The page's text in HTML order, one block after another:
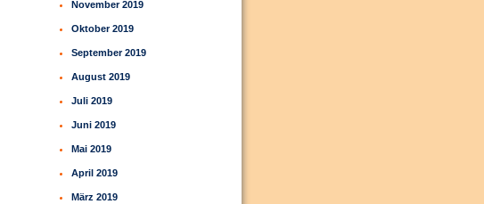
November 2019
Oktober 2019
September 2019
August 2019
Juli 2019
Juni 2019
Mai 2019
April 2019
März 2019